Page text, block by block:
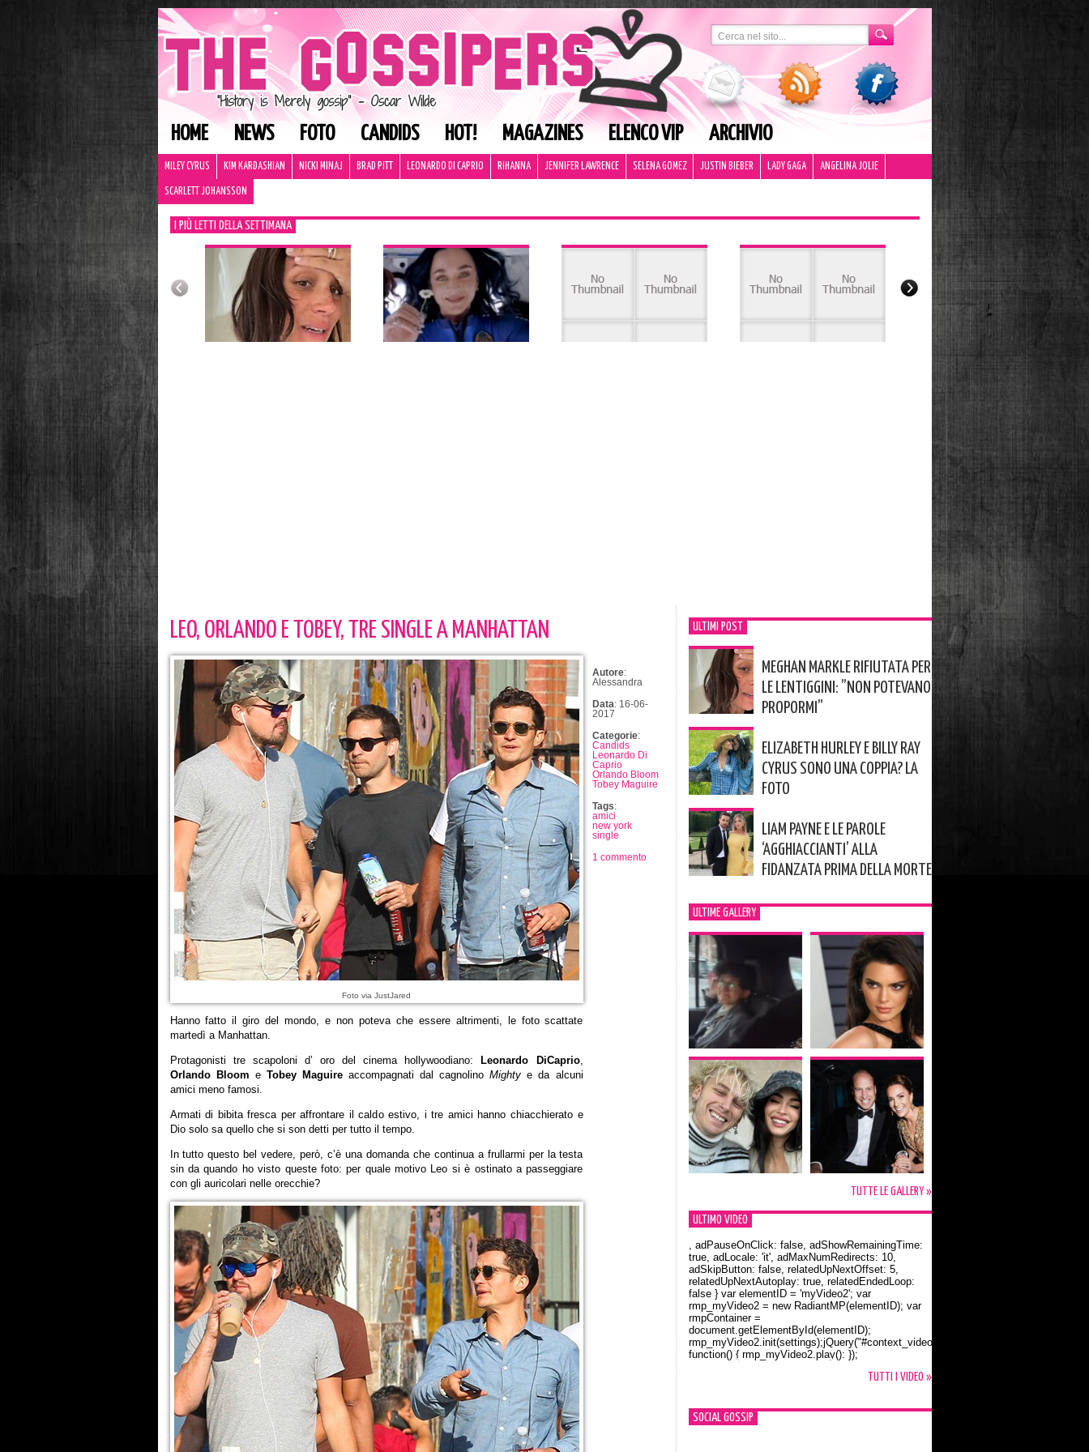
HOME NEWS FOTO CANDIDS HOT! MAGAZINES ELENCO VIP ARCHIVIO
MILEY CYRUS KIM KARDASHIAN NICKI MINAJ BRAD PITT LEONARDO DI CAPRIO RIHANNA JENNIFER LAWRENCE SELENA GOMEZ JUSTIN BIEBER LADY GAGA ANGELINA JOLIE
SCARLETT JOHANSSON
I PIÙ LETTI DELLA SETTIMANA
LEO, ORLANDO E TOBEY, TRE SINGLE A MANHATTAN
Foto via JustJared
Hanno fatto il giro del mondo, e non poteva che essere altrimenti, le foto scattate
martedì a Manhattan.
Protagonisti tre scapoloni d’ oro del cinema hollywoodiano: Leonardo DiCaprio,
Orlando Bloom e Tobey Maguireaccompagnati dal cagnolinoMighty e da alcuni
amici meno famosi.
Armati di bibita fresca per affrontare il caldo estivo, i tre amici hanno chiacchierato e
Dio solo sa quello che si son detti per tutto il tempo.
In tutto questo bel vedere, però, c’è una domanda che continua a frullarmi per la testa
sin da quando ho visto queste foto: per quale motivo Leo si è ostinato a passeggiare
con gli auricolari nelle orecchie?
Autore:
Alessandra
Data: 16-06-
2017
Categorie:
Candids
Leonardo Di
Caprio
Orlando Bloom
Tobey Maguire
Tags:
amici
new york
single
1 commento
ULTIMI POST
MEGHAN MARKLE RIFIUTATA PER
LE LENTIGGINI: ”NON POTEVANO
PROPORMI”
ELIZABETH HURLEY E BILLY RAY
CYRUS SONO UNA COPPIA? LA
FOTO
LIAM PAYNE E LE PAROLE
‘AGGHIACCIANTI’ ALLA
FIDANZATA PRIMA DELLA MORTE
ULTIME GALLERY
TUTTE LE GALLERY »
ULTIMO VIDEO
Orlando Bloom e la t-shirt dedicata a Flynn
, adPauseOnClick: false, adShowRemainingTime:
true, adLocale: 'it', adMaxNumRedirects: 10,
adSkipButton: false, relatedUpNextOffset: 5,
relatedUpNextAutoplay: true, relatedEndedLoop:
false } var elementID = 'myVideo2'; var
rmp_myVideo2 = new RadiantMP(elementID); var
rmpContainer =
document.getElementById(elementID);
rmp_myVideo2.init(settings);jQuery("#context_video2").one("mouseover",
function() { rmp_myVideo2.play(); });
TUTTI I VIDEO »
SOCIAL GOSSIP